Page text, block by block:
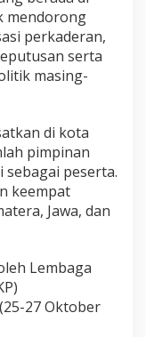
mendorong
perkaderan,
serta
masing-
di kota
pimpinan
sebagai peserta.
keempat
Jawa, dan
Lembaga
27 Oktober